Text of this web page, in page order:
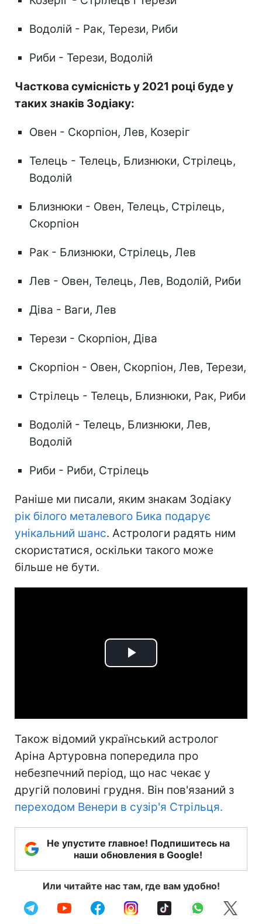
Водолій - Рак, Терези, Риби
Риби - Терези, Водолій
Часткова сумісність у 2021 році буде у
таких знаків Зодіаку:
Овен - Скорпіон, Лев, Козеріг
Телець - Телець, Близнюки, Стрілець,
Водолій
Близнюки - Овен, Телець, Стрілець,
Скорпіон
Рак - Близнюки, Стрілець, Лев
Лев - Овен, Телець, Лев, Водолій, Риби
Діва - Ваги, Лев
Терези - Скорпіон, Діва
Скорпіон - Овен, Скорпіон, Лев, Терези,
Стрілець - Телець, Близнюки, Рак, Риби
Водолій - Телець, Близнюки, Лев,
Водолій
Риби - Риби, Стрілець
Раніше ми писали, яким знакам Зодіаку
рік білого металевого Бика подарує
унікальний шанс. Астрологи радять ним
скористатися, оскільки такого може
більше не бути.
Play
Також відомий український астролог
Аріна Артуровна попередила про
небезпечний період, що нас чекає у
другій половині грудня. Він пов'язаний з
переходом Венери в сузір'я Стрільця.
Не упустите главное! Подпишитесь на
наши обновления в Google!
Или читайте нас там, где вам удобно!